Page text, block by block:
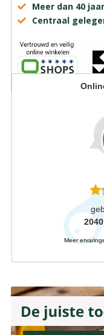
Meer dan 40
Centraal
2040
Meer